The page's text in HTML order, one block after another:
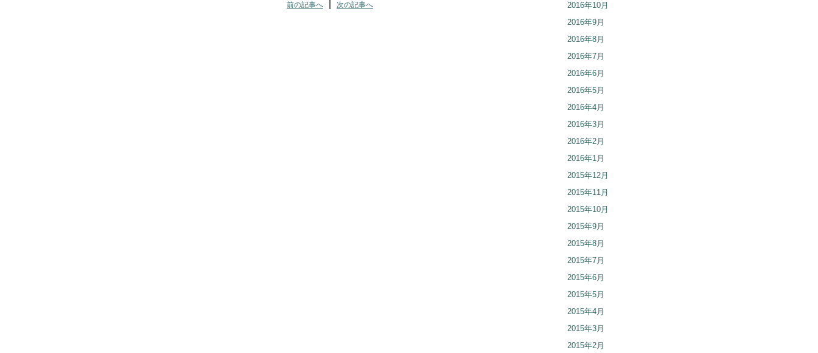
前の記事へ 次の記事へ
2016年10月
2016年9月
2016年8月
2016年7月
2016年6月
2016年5月
2016年4月
2016年3月
2016年2月
2016年1月
2015年12月
2015年11月
2015年10月
2015年9月
2015年8月
2015年7月
2015年6月
2015年5月
2015年4月
2015年3月
2015年2月